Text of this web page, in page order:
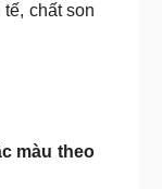
chất son
màu theo